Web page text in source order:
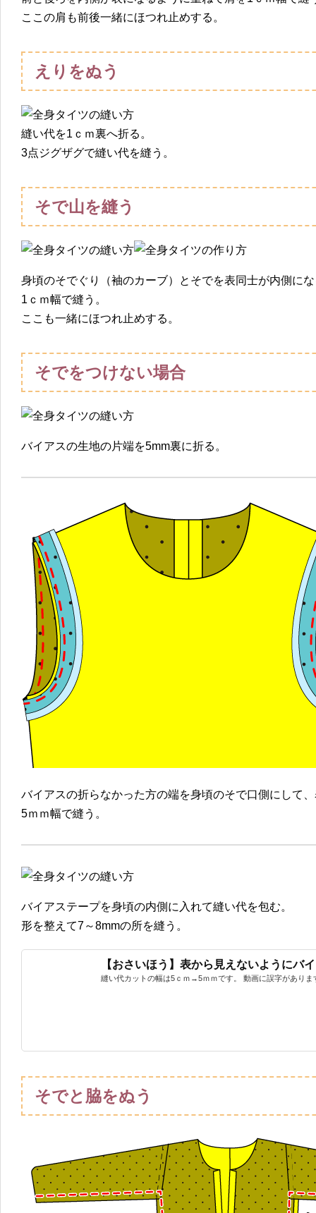
ここの肩も前後一緒にほつれ止めする。
えりをぬう
縫い代を1ｃｍ裏へ折る。
3点ジグザグで縫い代を縫う。
そで山を縫う
身頃のそでぐり（袖のカーブ）とそでを表同士が内側に
1ｃｍ幅で縫う。
ここも一緒にほつれ止めする。
そでをつけない場合
バイアスの生地の片端を5mm裏に折る。
バイアスの折らなかった方の端を身頃のそで口側にして
5ｍｍ幅で縫う。
バイアステープを身頃の内側に入れて縫い代を包む。
形を整えて7～8mmの所を縫う。
【おさいほう】表から見えないようにバ
縫い代カットの幅は5ｃｍ→5ｍｍです。 動画に誤字がありま
そでと脇をぬう